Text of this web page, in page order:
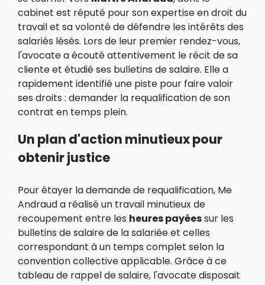
cabinet est réputé pour son expertise en droit du
travail et sa volonté de défendre les intérêts des
salariés lésés. Lors de leur premier rendez-vous,
l'avocate a écouté attentivement le récit de sa
cliente et étudié ses bulletins de salaire. Elle a
rapidement identifié une piste pour faire valoir
ses droits : demander la requalification de son
contrat en temps plein.
Un plan d'action minutieux pour
obtenir justice
Pour étayer la demande de requalification, Me
Andraud a réalisé un travail minutieux de
recoupement entre les heures payéessur les
bulletins de salaire de la salariée et celles
correspondant à un temps complet selon la
convention collective applicable. Grâce à ce
tableau de rappel de salaire, l'avocate disposait